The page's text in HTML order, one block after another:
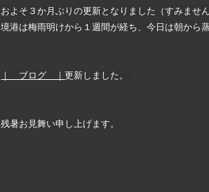
およそ３か月ぶりの更新となりました（すみませ
境港は梅雨明けから１週間が経ち、今日は朝から
｜ ブログ ｜更新しました。
残暑お見舞い申し上げます。